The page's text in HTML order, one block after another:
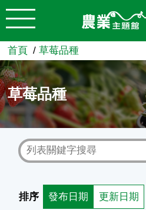
跳到主要內容
農業知識入口網
首頁 草莓品種
草莓品種
排序 發布日期 更新日期